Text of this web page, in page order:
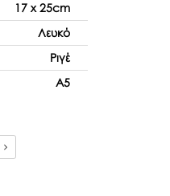
17 x 25cm
Λευκό
Ριγέ
Α5